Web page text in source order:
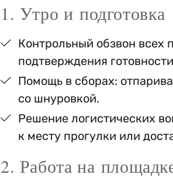
1. Утро и подготовка
Контрольный обзвон всех
подтверждения
Помощь в сборах:
со шнуровкой.
Решение логистических
к месту прогулки или
2. Работа на